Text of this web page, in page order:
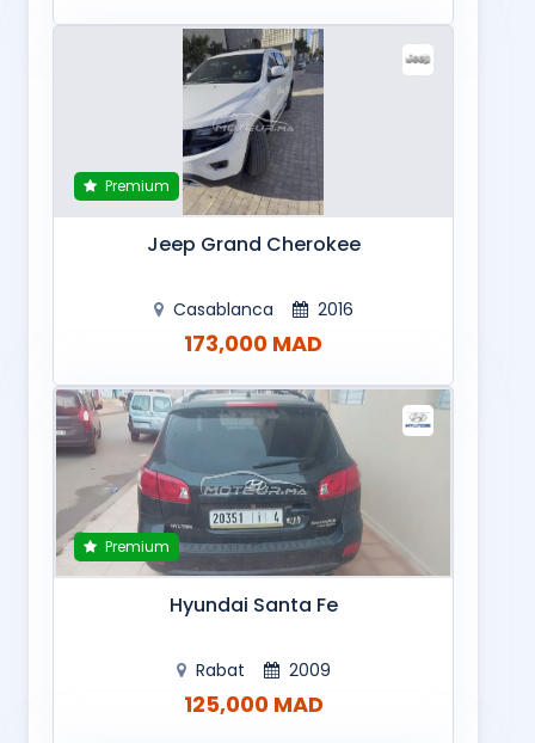
Premium
Jeep Grand Cherokee
Casablanca 2016
173,000 MAD
Premium
Hyundai Santa Fe
Rabat 2009
125,000 MAD